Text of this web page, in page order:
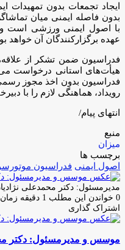
ایجاد تجمعات بدون تمهیدات
بدون فاصله ایمنی میان
با اصول ایمنی ورزشی است و
عهده برگزارکنندگان آن خواهد
فدراسیون ضمن تشکر از
هیأت‌های استانی درخواست
فدراسیون بدون اخذ مجوز رسمی
رویداد، هماهنگی لازم را با
انتهای پیام/
منبع
میزان
برچسب ها
اصول ایمنی فدراسیون
مدیرمسئول: دکتر محمدعلی
0 خواندن این مطلب 1 دقیقه زمان میبرد
اشتراک گذاری
فیس
توئیتر
لینکدین
واتس
تلگرام
اشتراک
از
چاپ
موسس و مدیرمسئول: دکتر